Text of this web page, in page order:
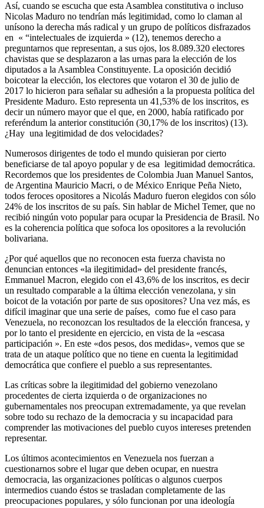
Así, cuando se escucha que esta Asamblea constitutiva o incluso
Nicolas Maduro no tendrían más legitimidad, como lo claman al
unísono la derecha más radical y un grupo de políticos disfrazados
en « “intelectuales de izquierda » (12), tenemos derecho a
preguntarnos que representan, a sus ojos, los 8.089.320 electores
chavistas que se desplazaron a las urnas para la elección de los
diputados a la Asamblea Constituyente. La oposición decidió
boicotear la elección, los electores que votaron el 30 de julio de
2017 lo hicieron para señalar su adhesión a la propuesta política del
Presidente Maduro. Esto representa un 41,53% de los inscritos, es
decir un número mayor que el que, en 2000, había ratificado por
referéndum la anterior constitución (30,17% de los inscritos) (13).
¿Hay una legitimidad de dos velocidades?
Numerosos dirigentes de todo el mundo quisieran por cierto
beneficiarse de tal apoyo popular y de esa legitimidad democrática.
Recordemos que los presidentes de Colombia Juan Manuel Santos,
de Argentina Mauricio Macri, o de México Enrique Peña Nieto,
todos feroces opositores a Nicolás Maduro fueron elegidos con sólo
24% de los inscritos de su país. Sin hablar de Michel Temer, que no
recibió ningún voto popular para ocupar la Presidencia de Brasil. No
es la coherencia política que sofoca los opositores a la revolución
bolivariana.
¿Por qué aquellos que no reconocen esta fuerza chavista no
denuncian entonces «la ilegitimidad» del presidente francés,
Emmanuel Macron, elegido con el 43,6% de los inscritos, es decir
un resultado comparable a la última elección venezolana, y sin
boicot de la votación por parte de sus opositores? Una vez más, es
difícil imaginar que una serie de países, como fue el caso para
Venezuela, no reconozcan los resultados de la elección francesa, y
por lo tanto el presidente en ejercicio, en vista de la «escasa
participación ». En este «dos pesos, dos medidas», vemos que se
trata de un ataque político que no tiene en cuenta la legitimidad
democrática que confiere el pueblo a sus representantes.
Las críticas sobre la ilegitimidad del gobierno venezolano
procedentes de cierta izquierda o de organizaciones no
gubernamentales nos preocupan extremadamente, ya que revelan
sobre todo su rechazo de la democracia y su incapacidad para
comprender las motivaciones del pueblo cuyos intereses pretenden
representar.
Los últimos acontecimientos en Venezuela nos fuerzan a
cuestionarnos sobre el lugar que deben ocupar, en nuestra
democracia, las organizaciones políticas o algunos cuerpos
intermedios cuando éstos se trasladan completamente de las
preocupaciones populares, y sólo funcionan por una ideología